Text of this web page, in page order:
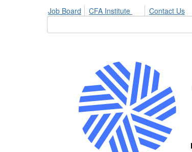
Job Board CFA Institute Contact Us